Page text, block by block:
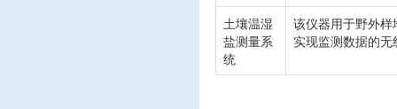
土壤温湿
盐测量系
统
该仪器用于野外
实现监测数据的无